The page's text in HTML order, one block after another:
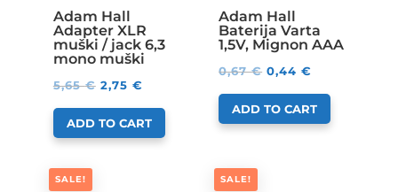
Adam Hall
Adapter XLR
muški / jack 6,3
mono muški
5,65€ 2,75 €
ADD TO CART
Adam Hall
Baterija Varta
1,5V, Mignon AAA
0,67€ 0,44€
ADD TO CART
SALE! SALE!